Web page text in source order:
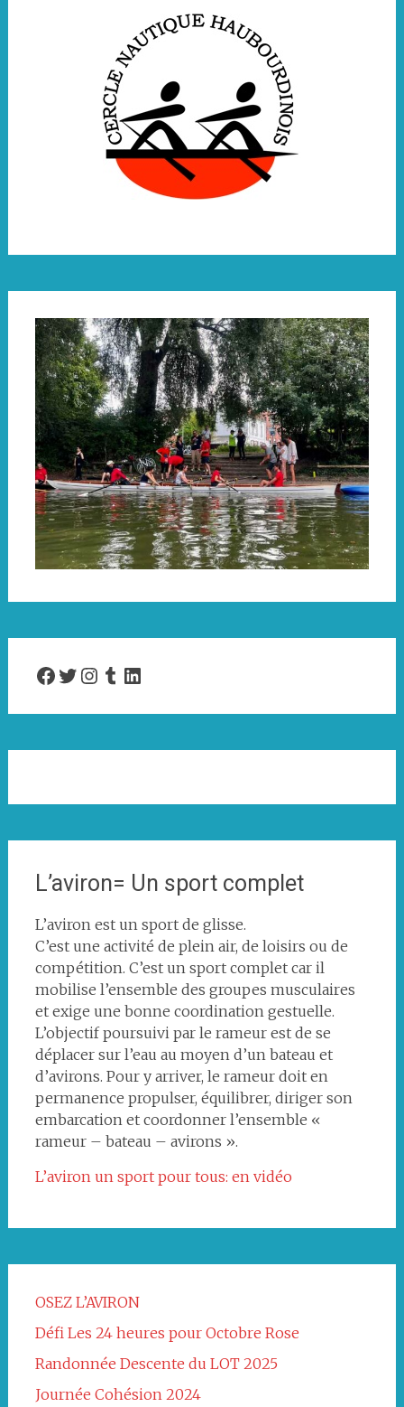
Facebook
Twitter
Instagram
Tumblr
LinkedIn
L’aviron= Un sport complet
L’aviron est un sport de glisse.
C’est une activité de plein air, de loisirs ou de
compétition. C’est un sport complet car il
mobilise l’ensemble des groupes musculaires
et exige une bonne coordination gestuelle.
L’objectif poursuivi par le rameur est de se
déplacer sur l’eau au moyen d’un bateau et
d’avirons. Pour y arriver, le rameur doit en
permanence propulser, équilibrer, diriger son
embarcation et coordonner l’ensemble «
rameur – bateau – avirons ».
L’aviron un sport pour tous: en vidéo
OSEZ L’AVIRON
Défi Les 24 heures pour Octobre Rose
Randonnée Descente du LOT 2025
Journée Cohésion 2024